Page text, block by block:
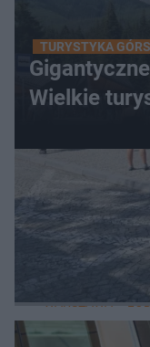
TURYSTYKA
Wielkie
LOKALNE
WARSZAWA